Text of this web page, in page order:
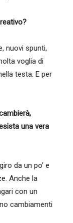
nuovi spunti,
voglia di
testa. E per
una vera
da un po’ e
Anche la
con un
cambiamenti